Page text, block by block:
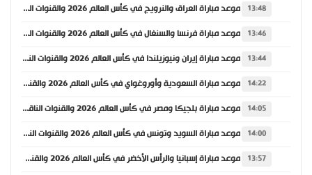
13:48 موعد مباراة العراق والنرويج في كأس العالم 2026 والقنوات الناقلة
13:46 موعد مباراة فرنسا والسنغال في كأس العالم 2026 والقنوات الناقلة
13:44 موعد مباراة إيران ونيوزيلندا في كأس العالم 2026 والقنوات الناقلة
14:22 موعد مباراة السعودية وأوروغواي في كأس العالم 2026 والقنوات الناقلة
14:05 موعد مباراة بلجيكا ومصر في كأس العالم 2026 والقنوات الناقلة
14:00 موعد مباراة السويد وتونس في كأس العالم 2026 والقنوات الناقلة
13:57 موعد مباراة إسبانيا والرأس الأخضر في كأس العالم 2026 والقنوات الناقلة